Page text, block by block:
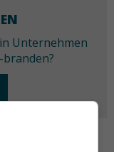
Unternehmen